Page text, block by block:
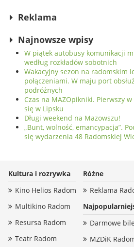
Reklama
Najnowsze wpisy
W piątek autobusy komunikacji
według rozkładów sobotnich
Wakacyjny sezon na radomskim
połączeniami. W maju port
podróżnych
Czas na MAZOpikniki. Pierwszy
się w Lipsku
Długi weekend na Mazowszu!
„Bunt, wolność, emancypacja”.
się wydarzenia 48 Radomskiej
Kultura i rozrywka
Kino Helios Radom
Multikino Radom
Resursa Radom
Teatr Radom
Różne
Reklama
Darmowe
MZDiK